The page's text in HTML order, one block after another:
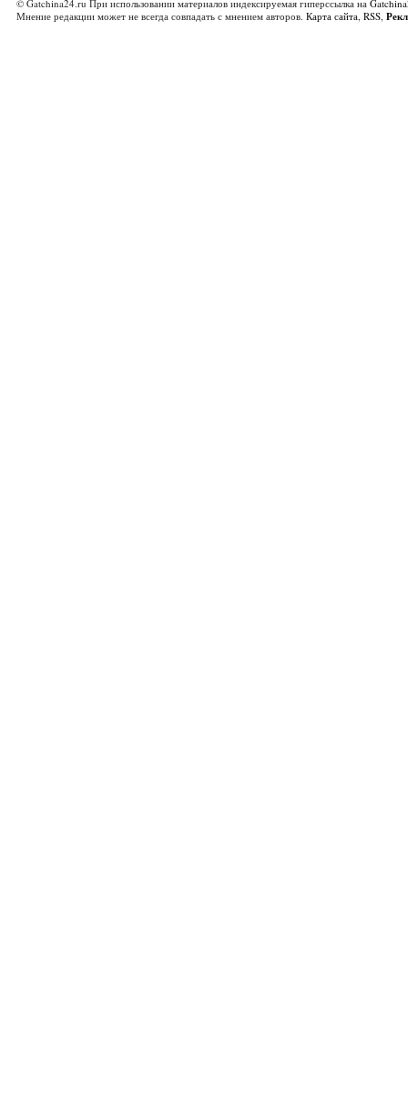
© Gatchina24.ru При использовании материалов индексируемая гиперссылка на
Мнение редакции может не всегда совпадать с мнением авторов. Карта сайта, RSS,